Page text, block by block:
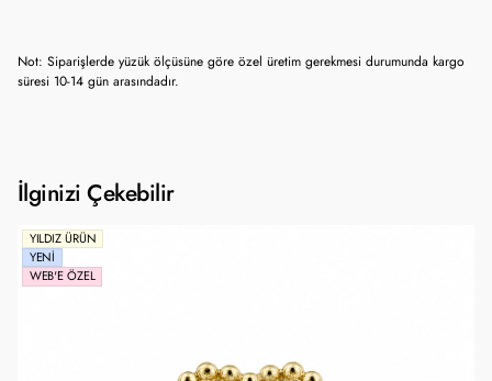
Not: Siparişlerde yüzük ölçüsüne göre özel üretim gerekmesi durumunda kargo
süresi 10-14 gün arasındadır.
İlginizi Çekebilir
YILDIZ ÜRÜN
YENI
WEB'E ÖZEL